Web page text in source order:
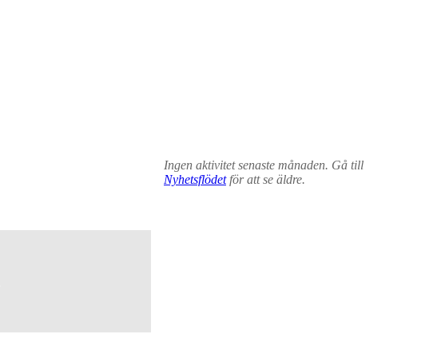
Ingen aktivitet senaste månaden. Gå till
Nyhetsflödetför att se äldre.